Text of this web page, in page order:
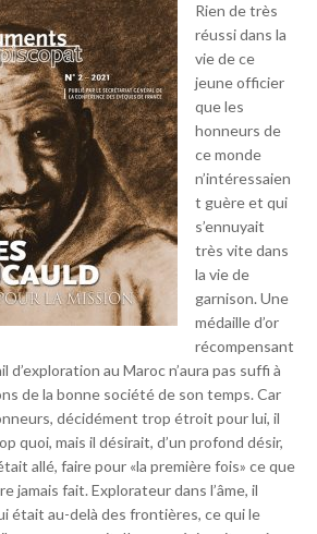
Rien de très
réussi dans la
vie de ce
jeune officier
que les
honneurs de
ce monde
n’intéressaien
t guère et qui
s’ennuyait
très vite dans
la vie de
garnison. Une
médaille d’or
récompensant
d’exploration au Maroc n’aura pas suffi à
de la bonne société de son temps. Car
décidément trop étroit pour lui, il
quoi, mais il désirait, d’un profond désir,
allé, faire pour «la première fois» ce que
jamais fait. Explorateur dans l’âme, il
était au-delà des frontières, ce qui le